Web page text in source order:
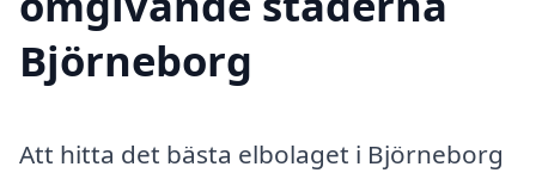
Björneborg
Att hitta det bästa elbolaget i Björneborg